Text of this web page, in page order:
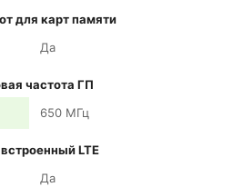
для карт памяти
Да
частота ГП
650 МГц
LTE
Да